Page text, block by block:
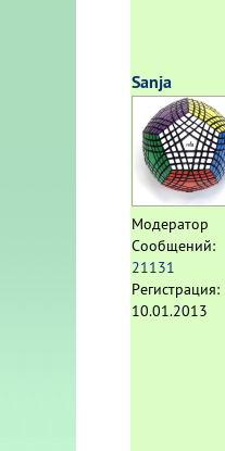
Sanja
Модератор
Сообщений:
21131
Регистрация:
10.01.2013